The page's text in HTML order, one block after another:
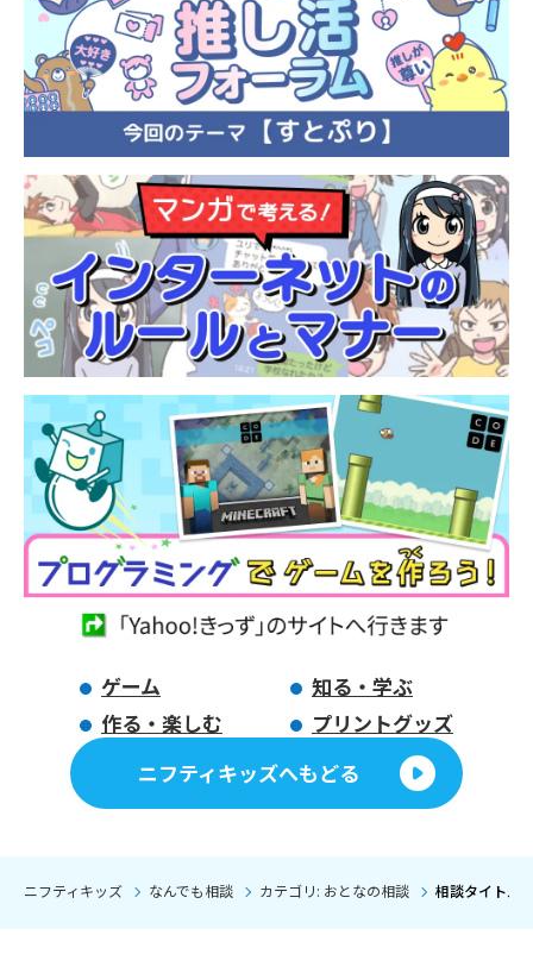
ゲーム
知る・学ぶ
作る・楽しむ
プリントグッズ
ニフティキッズへもどる
ニフティキッズ なんでも相談 カテゴリ: おとなの相談 相談タイトル: